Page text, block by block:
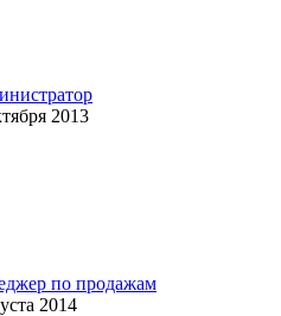
2013
по продажам
2014